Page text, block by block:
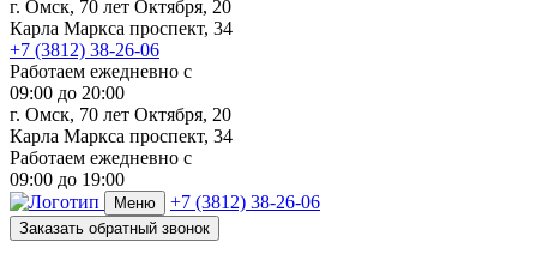
г. Омск, 70 лет Октября, 20
Карла Маркса проспект, 34
+7 (3812) 38-26-06
Работаем ежедневно с
09:00 до 20:00
г. Омск, 70 лет Октября, 20
Карла Маркса проспект, 34
Работаем ежедневно с
09:00 до 19:00
Меню +7 (3812) 38-26-06
Заказать обратный звонок